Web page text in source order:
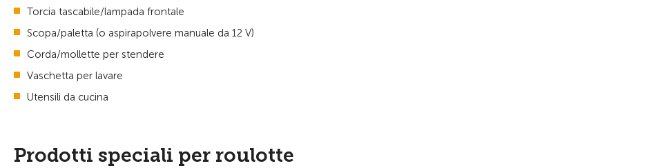
Torcia tascabile/lampada frontale
Scopa/paletta (o aspirapolvere manuale da 12 V)
Corda/mollette per stendere
Vaschetta per lavare
Utensili da cucina
Prodotti speciali per roulotte